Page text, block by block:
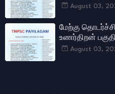
August 03,
மேற்கு
உணர்திறன்
August 03,